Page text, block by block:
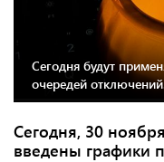
Сегодня будут
очередей
Сегодня, 30
введены графики